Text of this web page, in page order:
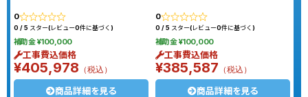
0
0 / 5 スター(レビュー0件に基づく)
補助金 ¥100,000
工事費込価格
¥405,978 （税込）
商品詳細を見る
0
0 / 5 スター(レビュー0件に基づく)
補助金 ¥100,000
工事費込価格
¥385,587 （税込）
商品詳細を見る